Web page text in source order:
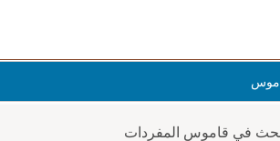
في قاموس المفردات